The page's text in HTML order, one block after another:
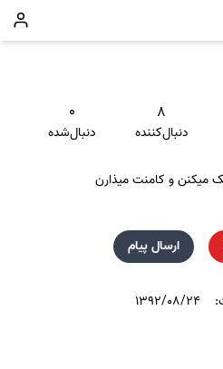
۸
دنبال‌کننده
۰
دنبال‌شده
میکنن و کامنت میذارن
ارسال پیام
۱۳۹۲/۰۸/۲۴